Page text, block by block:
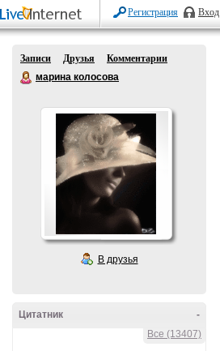
Регистрация Вход
Записи Друзья
Комментарии
марина колосова
В друзья
-
Цитатник
Все (13407)